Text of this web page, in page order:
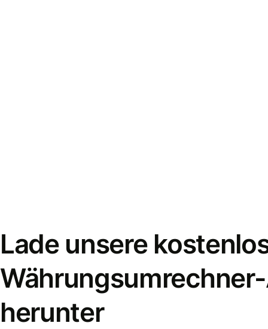
Lade unsere
herunter